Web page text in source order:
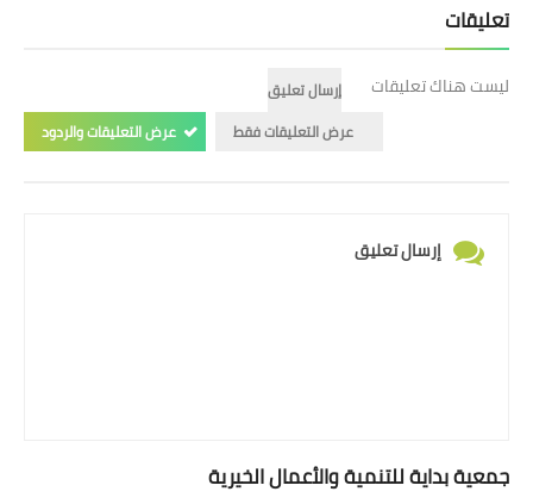
تعليقات
ليست هناك تعليقات
إرسال تعليق
عرض التعليقات فقط
عرض التعليقات والردود
إرسال تعليق
جمعية بداية للتنمية والأعمال الخيرية